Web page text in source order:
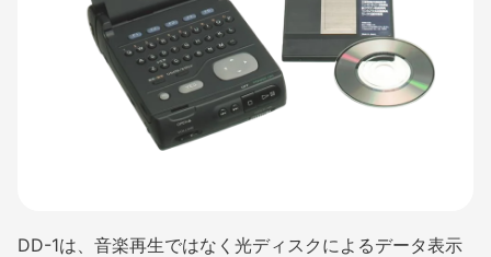
DD-1は、音楽再生ではなく光ディスクによるデータ表示